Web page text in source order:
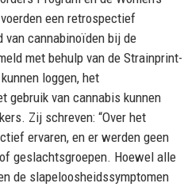
een retrospectief
van cannabinoïden bij de
met behulp van de Strainprint-
loggen, het
gebruik van cannabis kunnen
Zij schreven: “Over het
ervaren, en er werden geen
geslachtsgroepen. Hoewel alle
de slapeloosheidssymptomen